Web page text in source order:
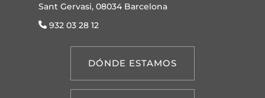
Sant Gervasi, 08034 Barcelona
932 03 28 12
DÓNDE ESTAMOS